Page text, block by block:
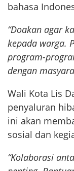
bahasa
“Doakan agar
kepada warga.
program-
dengan
Wali Kota Lis
penyaluran
ini akan
sosial dan
“Kolaborasi